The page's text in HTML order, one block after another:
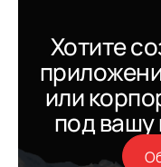
Хотите
или
под вашу